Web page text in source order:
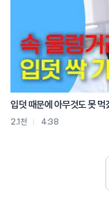
관리하는 게 좋습니다.
교통사고 환자분들에게
나타날 수 있는 통증, 불
9가지 이상의 맞춤 한약
좋은 보약과 다릅니다. 초
좋습니다.
그리고 교통사고 환자분
통증을 완화하고 척추와
교통사고로 인해 긴장된
교통사고환자 분들에게 시
입덧 때문에 아무것도 못 먹
2.1천 4:38